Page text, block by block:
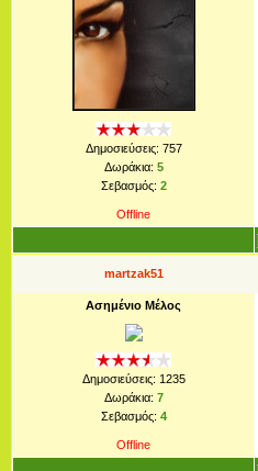
Δημοσιεύσεις: 757
Δωράκια: 5
Σεβασμός: 2
Offline
martzak51
Ασημένιο Μέλος
Δημοσιεύσεις: 1235
Δωράκια: 7
Σεβασμός: 4
Offline